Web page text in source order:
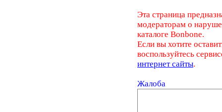
Эта страница
модераторам о
каталоге Bonbone.
Если вы хотите
воспользуйтесь
интернет сайты.
Жалоба